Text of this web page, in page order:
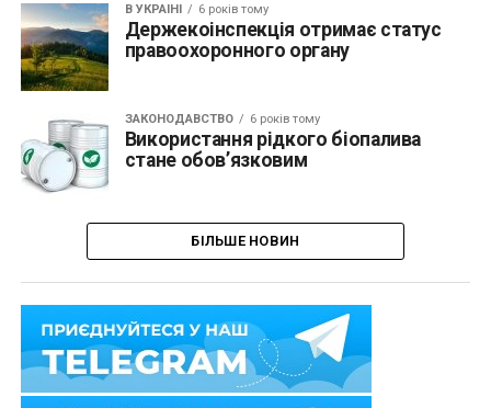
В УКРАЇНІ 6 років тому
Держекоінспекція отримає статус
правоохоронного органу
ЗАКОНОДАВСТВО 6 років тому
Використання рідкого біопалива
стане обов’язковим
БІЛЬШЕ НОВИН